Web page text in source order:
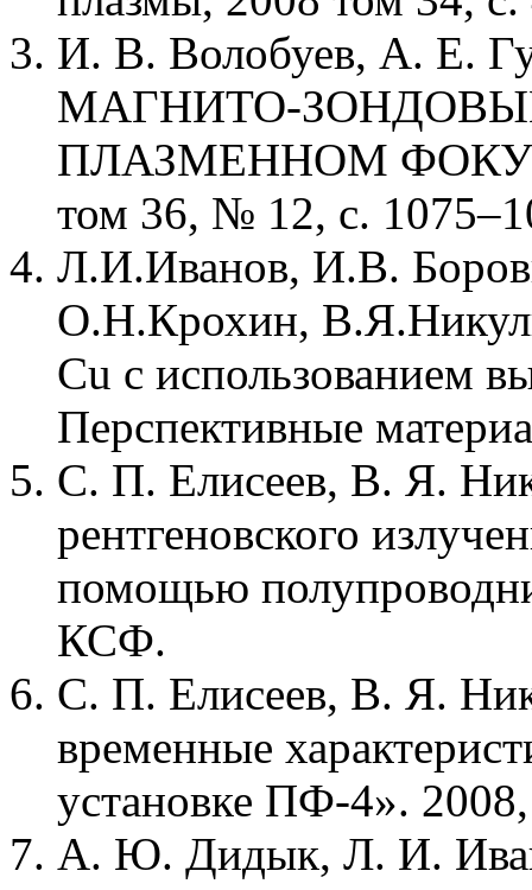
И. В. Волобуев, А. Е.
МАГНИТО-
ПЛАЗМЕННОМ
том 36, № 12, с.
Л.И.Иванов, И.В.
О.Н.Крохин,
Cu с использованием
Перспективные
С. П. Елисеев, В. Я.
рентгеновского
помощью
КСФ.
С. П. Елисеев, В. Я.
временные
установке ПФ-4».
А. Ю. Дидык, Л. И.